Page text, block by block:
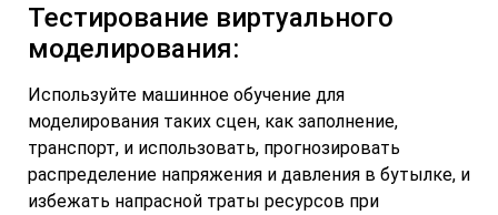
Тестирование виртуального
моделирования:
Используйте машинное обучение для
моделирования таких сцен, как заполнение,
транспорт, и использовать, прогнозировать
распределение напряжения и давления в бутылке, и
избежать напрасной траты ресурсов при